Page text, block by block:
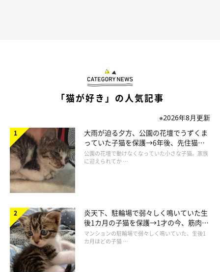
誌、書籍、雑貨など幅広いジャンルで活動中。
愛猫である、うずらとかんたろうの日々を描いた著書
草 うずらとかんたろう徒然ニャッ記』を出版。
「猫が好き」の人気記事
※2026年8月更新
大雨が迫る夕方、公園の花壇でうずくま
っていた子猫を保護→6年後、先住猫
と“姉妹”のような関係に
公園の花壇で動けなくなっていた小さな子猫。家族
に迎えられてか …
炎天下、駐輪場で弱々しく鳴いていた生
後1カ月の子猫を保護→1才の今、筋肉質
でツンデレなコに成長
マンションの駐輪場で弱々しく鳴いていた、生後1
カ月ほどの子猫 …